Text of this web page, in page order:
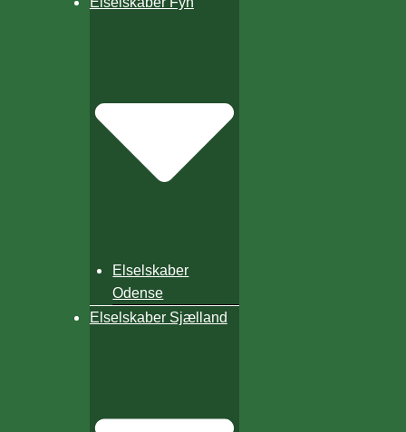
Elselskaber
Odense
Elselskaber Sjælland